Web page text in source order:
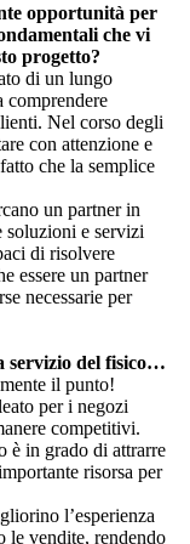
opportunità per
che vi
progetto?
di un lungo
comprendere
Nel corso degli
con attenzione e
che la semplice
un partner in
soluzioni e servizi
di risolvere
essere un partner
necessarie per
servizio del fisico…
il punto!
per i negozi
competitivi.
è in grado di attrarre
risorsa per
l’esperienza
le vendite, rendendo